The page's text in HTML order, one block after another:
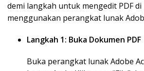
demi langkah untuk mengedit PDF
menggunakan perangkat lunak
Langkah 1: Buka Dokumen PDF
Buka perangkat lunak Adobe